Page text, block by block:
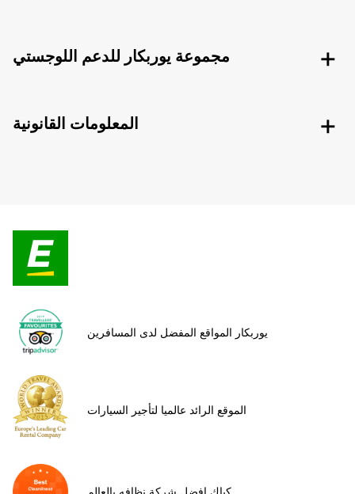
مجموعة يوربكار للدعم اللوجستي
المعلومات القانونية
يوربكار المواقع المفضل لدى المسافرين
الموقع الرائد عالميا لتأجير السيارات
كياك افضل شركة نظافه بالعالم